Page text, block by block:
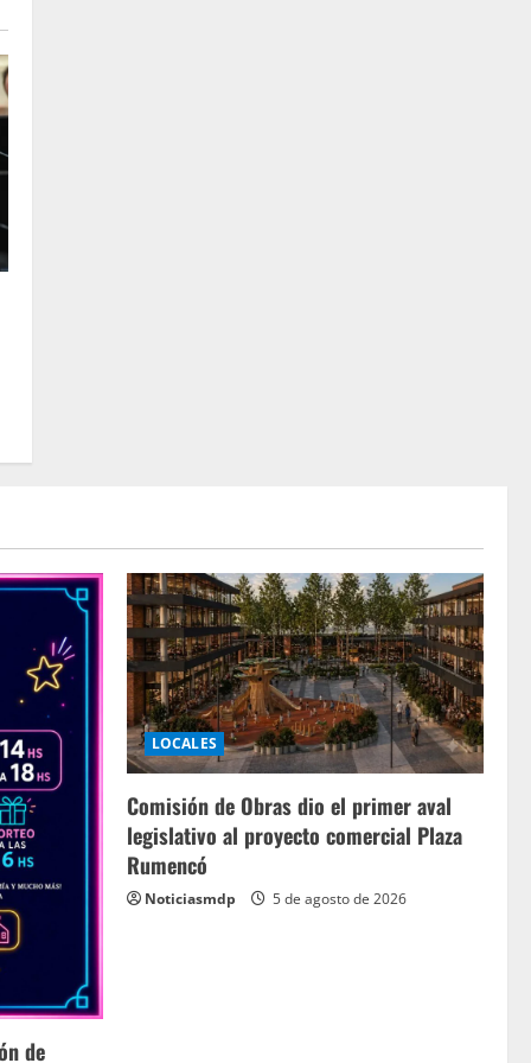
de
LOCALES
Comisión de Obras dio el primer aval
legislativo al proyecto comercial Plaza
Rumencó
Noticiasmdp 5 de agosto de 2026